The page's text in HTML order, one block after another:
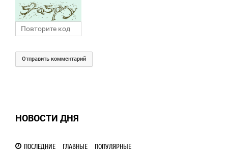
Отправить комментарий
НОВОСТИ ДНЯ
ПОСЛЕДНИЕ ГЛАВНЫЕ ПОПУЛЯРНЫЕ